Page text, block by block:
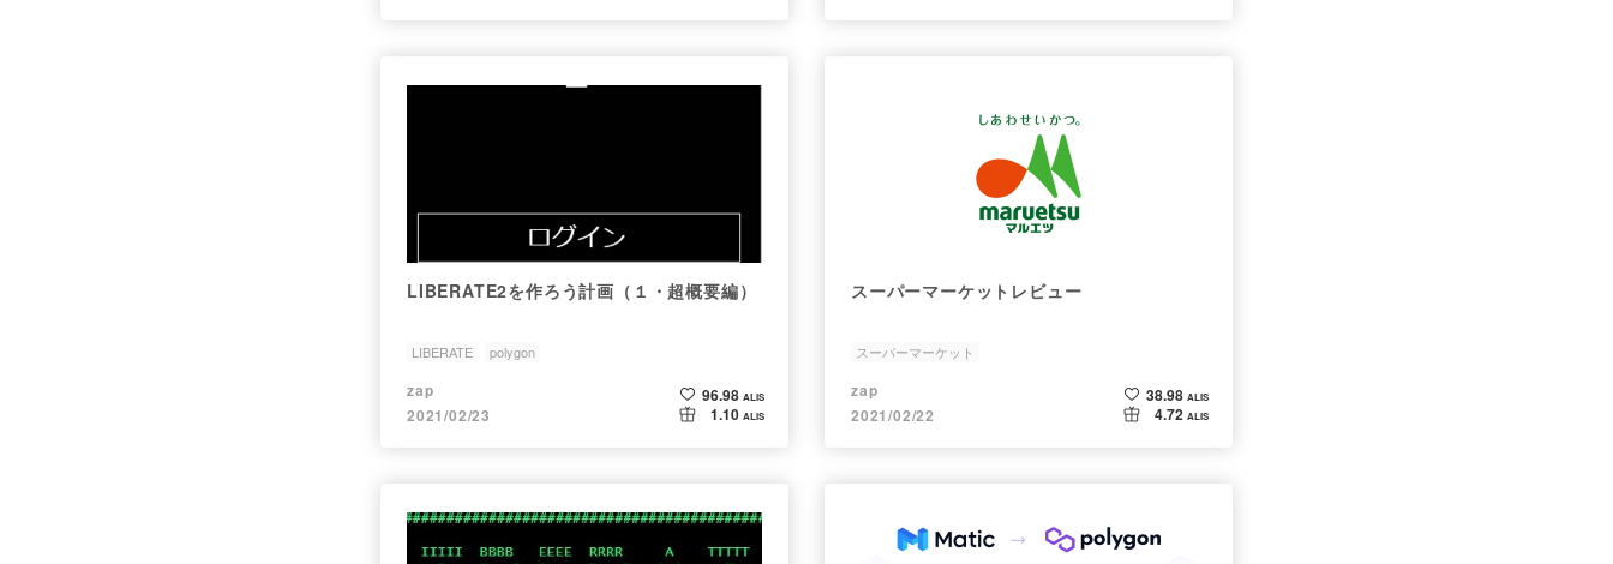
LIBERATE2を作ろう計画（１・超概要編）
LIBERATE polygon
zap
2021/02/23
96.98 ALIS
1.10 ALIS
スーパーマーケットレビュー
スーパーマーケット
zap
2021/02/22
38.98 ALIS
4.72 ALIS